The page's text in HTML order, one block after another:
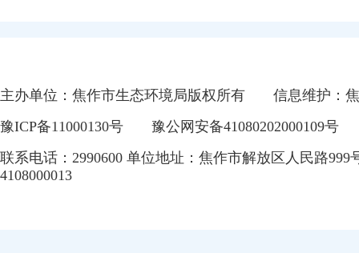
主办单位：焦作市生态环境局版权所有
信息维护：
豫ICP备11000130号
豫公网安备41080202000109号
联系电话：2990600 单位地址：焦作市解放区人民路999
4108000013